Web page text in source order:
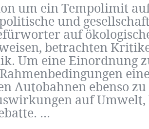
um ein Tempolimit
und
auf
betrachten
Um eine Einordnung
Autobahnen ebenso
auf
...